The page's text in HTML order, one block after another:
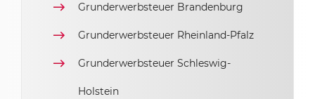
Grunderwerbsteuer Brandenburg
Grunderwerbsteuer Rheinland-Pfalz
Grunderwerbsteuer Schleswig-
Holstein